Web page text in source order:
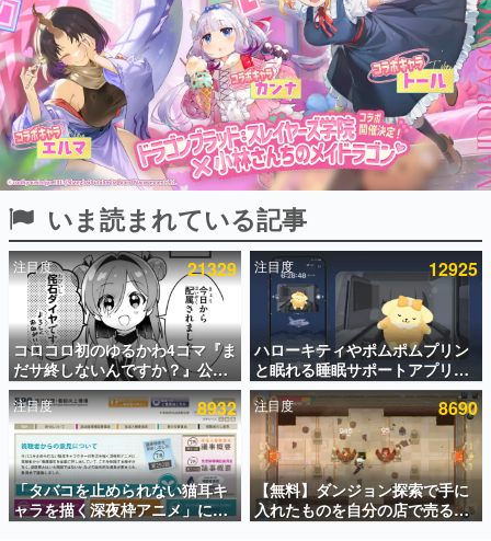
電ファミのいま読まれている記事ランキング
アプリセール情報
インタビュー
連載・特集一覧
殿堂入り記事
SNS拡散数が数千以上！ ページビュー数万以上！ などな
ど。多くの人々に読まれた、電ファミ渾身の“殿堂入り”記
事をまとめました。
ゲームの企画書
名作ゲームクリエイターの方々に製作時のエピソードをお
聞きし、ヒットする企画（ゲーム）とは何か？を探ってい
きます。
赫本
この物語を解いてはいけない。『赫本』は、〈試験問題〉
の形をした短編ホラー小説集です。
新世代に訊く
これからのデジタルゲーム市場を担う若きクリエイター達
の姿を追い、彼らのルーツと情熱を探っていきます。
いま読まれている記事
注目度 21329
コロコロ初のゆるかわ4コマ『ま
だサ終しないんですか？』公開
スタート。主人公は新入社員の
侘石ダイヤ、ゲーム会社を舞台
にトラブルへ対応する社員たち
を描く
注目度 12925
ハローキティやポムポムプリン
と眠れる睡眠サポートアプリ
『ゆめたび』が配信中。キャラ
ごとのASMRや目覚ましアラー
ムも搭載
注目度 8932
「タバコを止められない猫耳キ
ャラを描く深夜枠アニメ」に視
聴者の一部から批判意見。違法
注目度 8690
【無料】ダンジョン探索で手に
入れたものを自分の店で売るゲ
ーム『Moonlighter』がSteam